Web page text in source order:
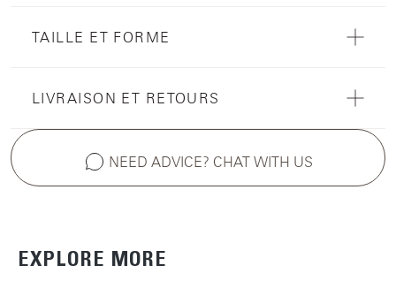
TAILLE ET FORME
LIVRAISON ET RETOURS
NEED ADVICE? CHAT WITH US
EXPLORE MORE